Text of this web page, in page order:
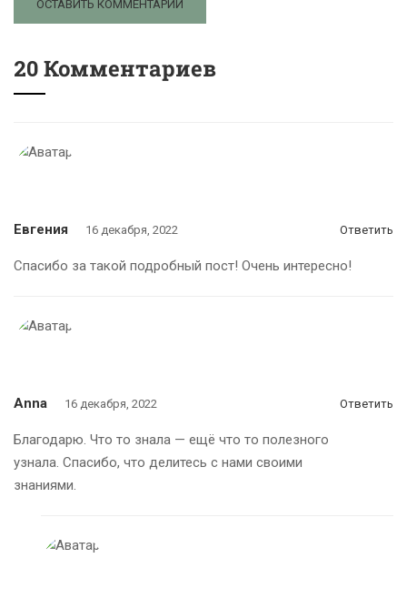
20 Комментариев
Евгения 16 декабря, 2022 Ответить
Спасибо за такой подробный пост! Очень интересно!
Anna 16 декабря, 2022 Ответить
Благодарю. Что то знала — ещё что то полезного
узнала. Спасибо, что делитесь с нами своими
знаниями.